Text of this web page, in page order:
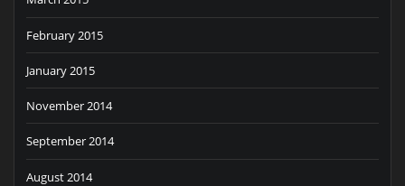
February 2015
January 2015
November 2014
September 2014
August 2014